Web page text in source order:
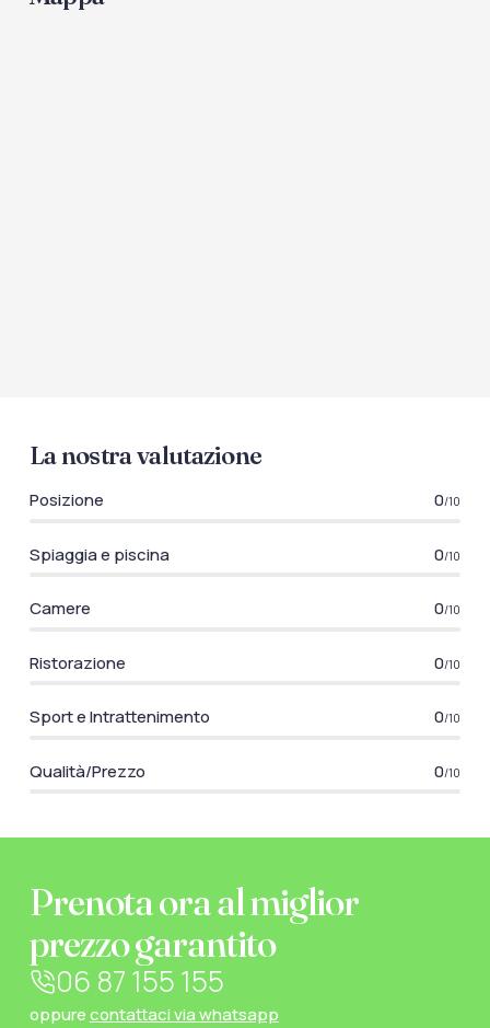
La nostra valutazione
Posizione 0/10
Spiaggia e piscina 0/10
Camere 0/10
Ristorazione 0/10
Sport e Intrattenimento 0/10
Qualità/Prezzo 0/10
Prenota ora al miglior
prezzo garantito
06 87 155 155
oppurecontattaci via whatsapp